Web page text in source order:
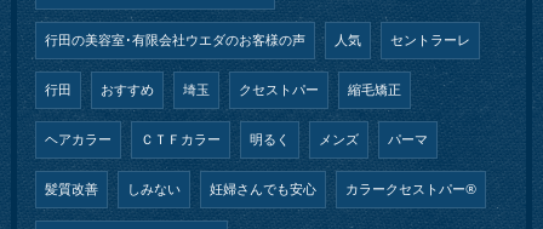
行田の美容室･有限会社ウエダのお客様の声 人気 セントラーレ
行田 おすすめ 埼玉 クセストパー 縮毛矯正
ヘアカラー ＣＴＦカラー 明るく メンズ パーマ
髪質改善 しみない 妊婦さんでも安心 カラークセストパー®︎